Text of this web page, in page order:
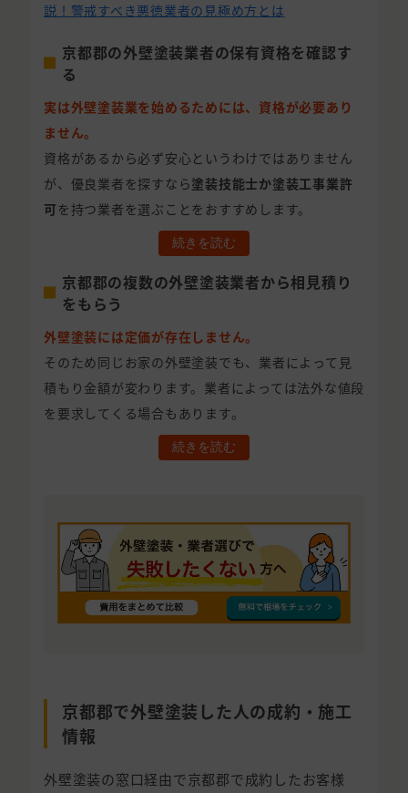
説！警戒すべき悪徳業者の見極め方とは
京都郡の外壁塗装業者の保有資格を確認す
る
実は外壁塗装業を始めるためには、資格が必要あり
ません。
資格があるから必ず安心というわけではありません
が、優良業者を探すなら塗装技能士か塗装工事業許
可 を持つ業者を選ぶことをおすすめします。
続きを読む
京都郡の複数の外壁塗装業者から相見積り
をもらう
外壁塗装には定価が存在しません。
そのため同じお家の外壁塗装でも、業者によって見
積もり金額が変わります。業者によっては法外な値段
を要求してくる場合もあります。
続きを読む
京都郡で外壁塗装した人の成約・施工
情報
外壁塗装の窓口経由で京都郡で成約したお客様